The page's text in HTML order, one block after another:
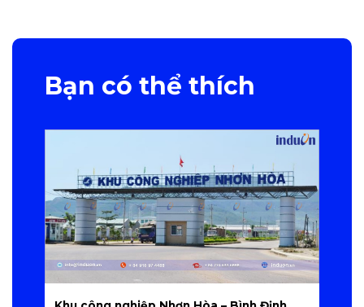
Bạn có thể thích